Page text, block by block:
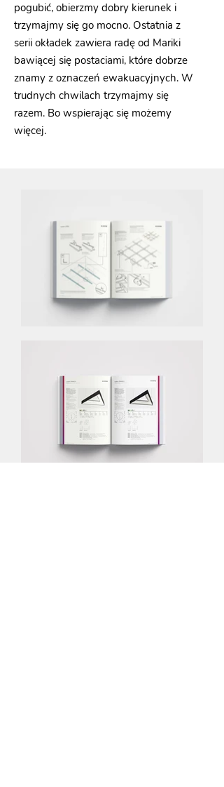
pogubić, obierzmy dobry kierunek i
trzymajmy się go mocno. Ostatnia z
serii okładek zawiera radę od Mariki
bawiącej się postaciami, które dobrze
znamy z oznaczeń ewakuacyjnych. W
trudnych chwilach trzymajmy się
razem. Bo wspierając się możemy
więcej.